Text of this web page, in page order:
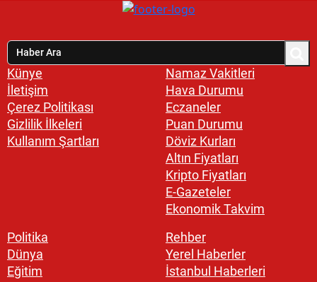
Künye
İletişim
Çerez Politikası
Gizlilik İlkeleri
Kullanım Şartları
Namaz Vakitleri
Hava Durumu
Eczaneler
Puan Durumu
Döviz Kurları
Altın Fiyatları
Kripto Fiyatları
E-Gazeteler
Ekonomik Takvim
Politika
Dünya
Eğitim
Rehber
Yerel Haberler
İstanbul Haberleri